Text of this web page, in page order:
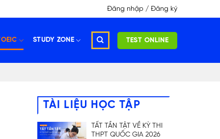
Đăng nhập / Đăng ký
STUDY ZONE TEST ONLINE
TÀI LIỆU HỌC TẬP
TẤT TẦN TẬT VỀ KỲ THI
THPT QUỐC GIA 2026